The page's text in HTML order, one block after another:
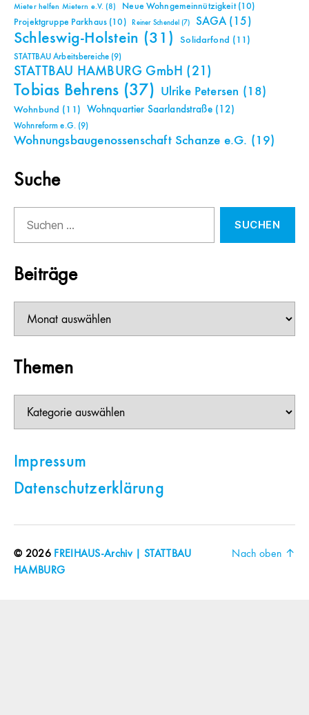
Mieter helfen Mietern e.V. (8) Neue Wohngemeinnützigkeit(10)
Projektgruppe Parkhaus (10) Reiner Schendel (7) SAGA(15)
Schleswig-Holstein (31) Solidarfond (11)
STATTBAU Arbeitsbereiche (9)
STATTBAU HAMBURG GmbH (21)
Tobias Behrens (37) Ulrike Petersen (18)
Wohnbund (11) Wohnquartier Saarlandstraße(12)
Wohnreform e.G.(9)
Wohnungsbaugenossenschaft Schanze e.G. (19)
Suche
nach:
Beiträge
Themen
Impressum
Datenschutzerklärung
© 2026 FREIHAUS-Archiv | STATTBAU
HAMBURG
Nach oben ↑